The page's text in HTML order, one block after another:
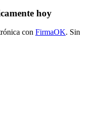
hoy
con FirmaOK. Sin